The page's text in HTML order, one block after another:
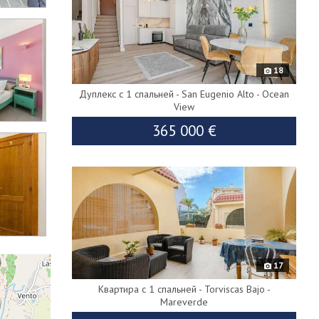
2
650K
18
Дуплекс с 1 спальней - San Eugenio Alto - Ocean
View
365 000 €
эксклюзиве
17
Квартира с 1 спальней - Torviscas Bajo -
Mareverde